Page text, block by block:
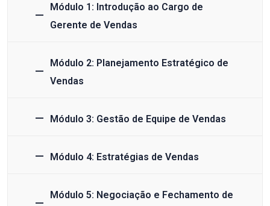
Módulo 1: Introdução ao Cargo de
Gerente de Vendas
Módulo 2: Planejamento Estratégico de
Vendas
Módulo 3: Gestão de Equipe de Vendas
Módulo 4: Estratégias de Vendas
Módulo 5: Negociação e Fechamento de